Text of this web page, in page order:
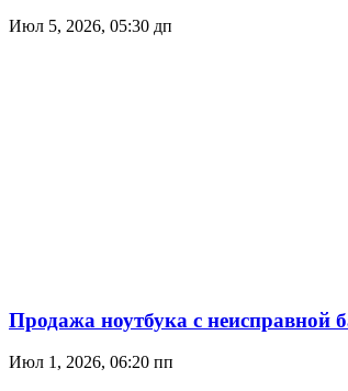
Июл 5, 2026, 05:30 дп
Продажа ноутбука с неисправной
Июл 1, 2026, 06:20 пп